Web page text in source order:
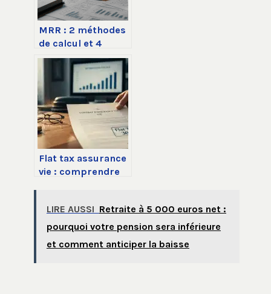
MRR : 2 méthodes
de calcul et 4
leviers pour
piloter votre
croissance
récurrente
Flat tax assurance
vie : comprendre
sur vos retraits
LIRE AUSSI Retraite à 5 000 euros net :
pourquoi votre pension sera inférieure
et comment anticiper la baisse